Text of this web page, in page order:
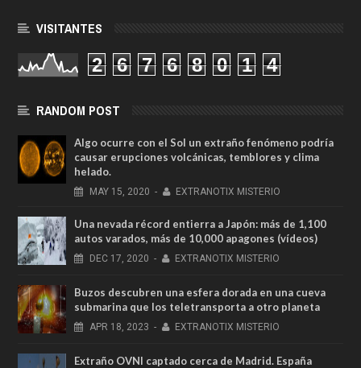
VISITANTES
2 6 7 6 8 0 1 4
RANDOM POST
Algo ocurre con el Sol un extraño fenómeno podría
causar erupciones volcánicas, temblores y clima
helado.
MAY 15, 2020 - EXTRANOTIX MISTERIO
Una nevada récord entierra a Japón: más de 1,100
autos varados, más de 10,000 apagones (vídeos)
DEC 17, 2020 - EXTRANOTIX MISTERIO
Buzos descubren una esfera dorada en una cueva
submarina que los teletransporta a otro planeta
APR 18, 2023 - EXTRANOTIX MISTERIO
Extraño OVNI captado cerca de Madrid. España